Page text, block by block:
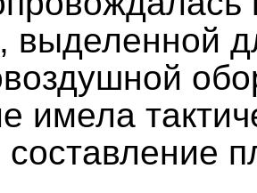
выделенной
имела